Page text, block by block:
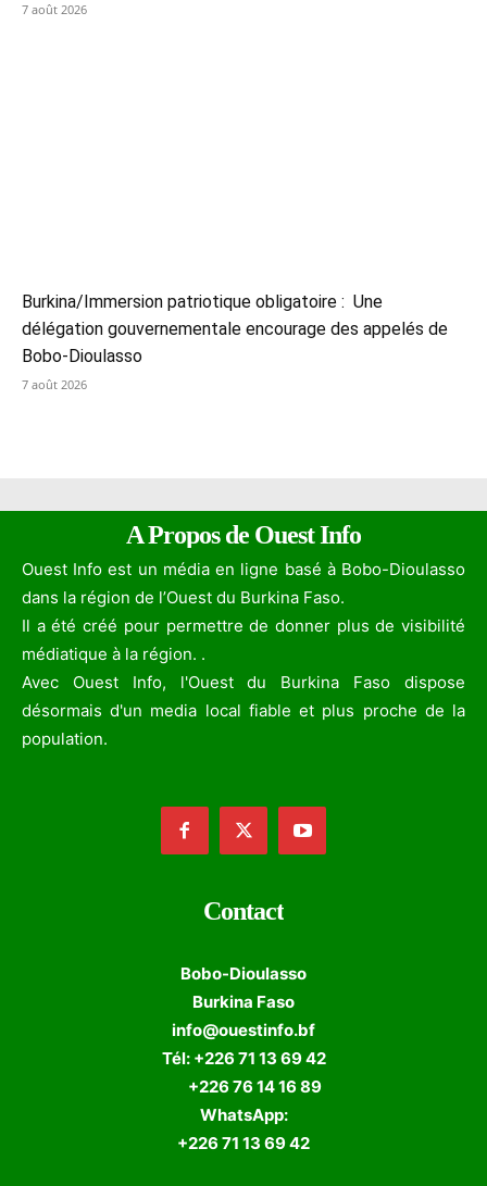
7 août 2026
Burkina/Immersion patriotique obligatoire : Une
délégation gouvernementale encourage des appelés de
Bobo-Dioulasso
7 août 2026
A Propos de Ouest Info
Ouest Info est un média en ligne basé à Bobo-Dioulasso
dans la région de l’Ouest du Burkina Faso.
Il a été créé pour permettre de donner plus de visibilité
médiatique à la région. .
Avec Ouest Info, l'Ouest du Burkina Faso dispose
désormais d'un media local fiable et plus proche de la
population.
Contact
Bobo-Dioulasso
Burkina Faso
info@ouestinfo.bf
Tél: +226 71 13 69 42
+226 76 14 16 89
WhatsApp:
+226 71 13 69 42